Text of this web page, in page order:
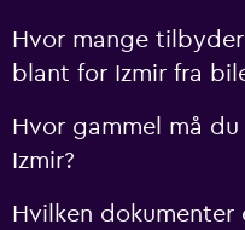
Hvor mange
blant for Izmir fra
Hvor gammel må
Izmir?
Hvilken